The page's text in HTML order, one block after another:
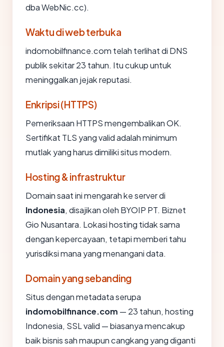
dba WebNic.cc).
Waktu di web terbuka
indomobilfinance.com telah terlihat di DNS
publik sekitar 23 tahun. Itu cukup untuk
meninggalkan jejak reputasi.
Enkripsi (HTTPS)
Pemeriksaan HTTPS mengembalikan OK.
Sertifikat TLS yang valid adalah minimum
mutlak yang harus dimiliki situs modern.
Hosting & infrastruktur
Domain saat ini mengarah ke server di
Indonesia, disajikan oleh BYOIP PT. Biznet
Gio Nusantara. Lokasi hosting tidak sama
dengan kepercayaan, tetapi memberi tahu
yurisdiksi mana yang menangani data.
Domain yang sebanding
Situs dengan metadata serupa
indomobilfinance.com — 23 tahun, hosting
Indonesia, SSL valid — biasanya mencakup
baik bisnis sah maupun cangkang yang diganti